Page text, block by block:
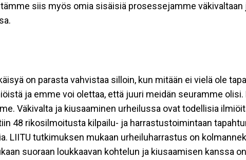
siis myös omia sisäisiä prosessejamme
on parasta vahvistaa silloin, kun mitään ei vielä ole
ja emme voi olettaa, että juuri meidän seuramme
Väkivalta ja kiusaaminen urheilussa ovat todellisia
48 rikosilmoitusta kilpailu- ja harrastustoimintaan
LIITU tutkimuksen mukaan urheiluharrastus on
suoraan loukkaavan kohtelun ja kiusaamisen kanssa